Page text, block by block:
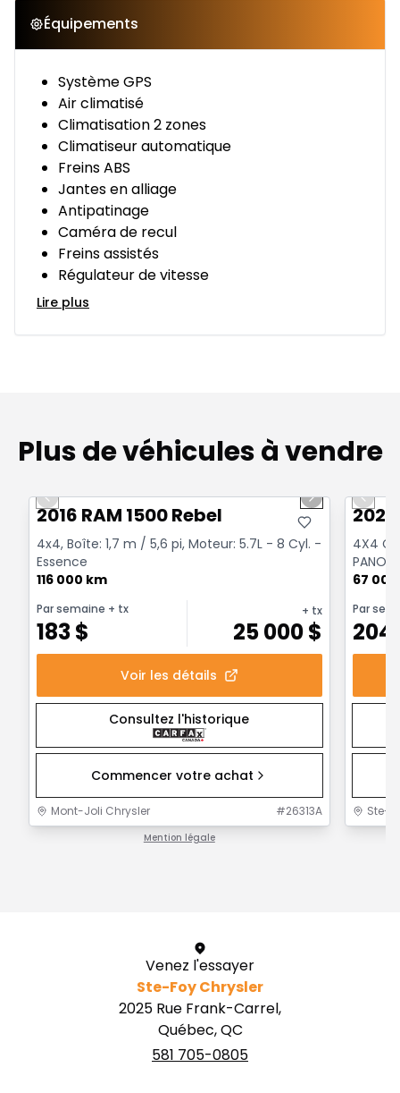
Équipements
Système GPS
Air climatisé
Climatisation 2 zones
Climatiseur automatique
Freins ABS
Jantes en alliage
Antipatinage
Caméra de recul
Freins assistés
Régulateur de vitesse
Lire plus
Plus de véhicules à vendre
Previous slide Next slide
2016 RAM 1500 Rebel
4x4, Boîte: 1,7 m / 5,6 pi, Moteur: 5.7L - 8 Cyl. -
Essence
116 000 km
Par semaine + tx
183$
+ tx
25 000$
Voir les détails
Consultez l'historique
Commencer votre achat
Mont-Joli Chrysler #26313A
Mention légale
4X4
NOIR
67
Par
204
Ste-
Venez l'essayer
Ste-Foy Chrysler
2025 Rue Frank-Carrel,
Québec, QC
581 705-0805